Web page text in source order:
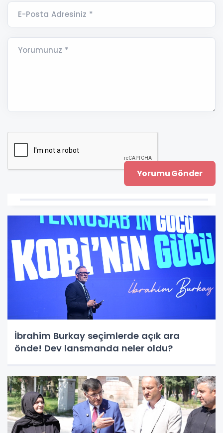
E-Posta Adresiniz *
Yorumunuz *
İbrahim Burkay seçimlerde açık ara
önde! Dev lansmanda neler oldu?